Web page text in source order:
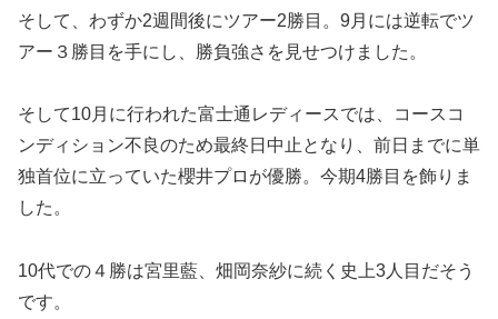
そして、わずか2週間後にツアー2勝目。9月には逆転でツ
アー３勝目を手にし、勝負強さを見せつけました。
そして10月に行われた富士通レディースでは、コースコ
ンディション不良のため最終日中止となり、前日までに単
独首位に立っていた櫻井プロが優勝。今期4勝目を飾りま
した。
10代での４勝は宮里藍、畑岡奈紗に続く史上3人目だそう
です。